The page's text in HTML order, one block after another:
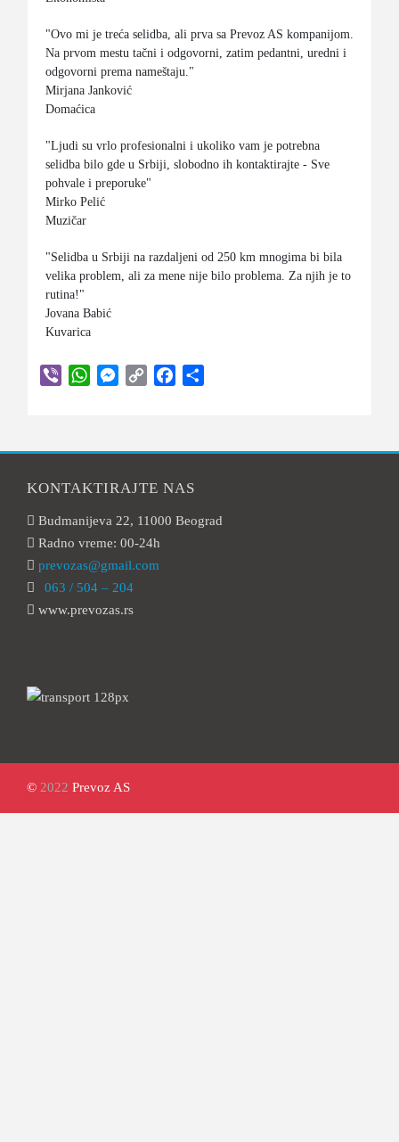
"Ovo mi je treća selidba, ali prva sa Prevoz AS kompanijom.
Na prvom mestu tačni i odgovorni, zatim pedantni, uredni i
odgovorni prema nameštaju."
Mirjana Janković
Domaćica
"Ljudi su vrlo profesionalni i ukoliko vam je potrebna
selidba bilo gde u Srbiji, slobodno ih kontaktirajte - Sve
pohvale i preporuke"
Mirko Pelić
Muzičar
"Selidba u Srbiji na razdaljeni od 250 km mnogima bi bila
velika problem, ali za mene nije bilo problema. Za njih je to
rutina!"
Jovana Babić
Kuvarica
Viber WhatsAppMessenger
Copy
Facebook
KONTAKTIRAJTE NAS
Budmanijeva 22, 11000 Beograd
Radno vreme: 00-24h
prevozas@gmail.com
063 / 504 – 204
www.prevozas.rs
© 2022 Prevoz AS